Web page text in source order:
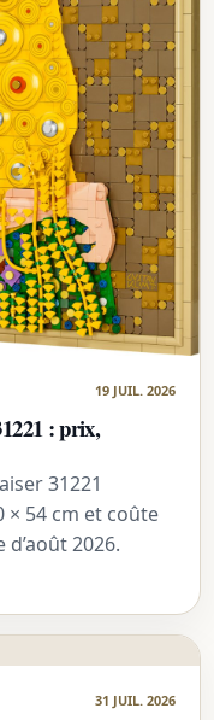
19 JUIL. 2026
: prix,
31221
× 54 cm et coûte
2026.
31 JUIL. 2026